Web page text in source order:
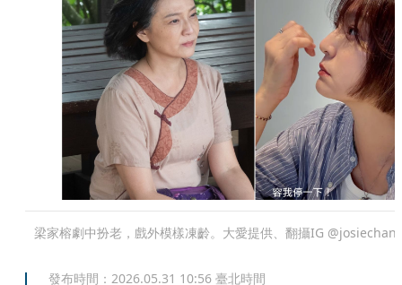
梁家榕劇中扮老，戲外模樣凍齡。大愛提供、翻攝IG
發布時間： 2026.05.31 10:56 臺北時間